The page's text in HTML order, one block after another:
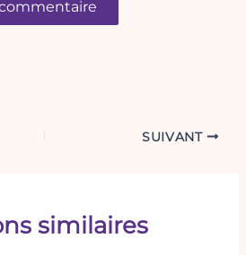
SUIVANT
similaires